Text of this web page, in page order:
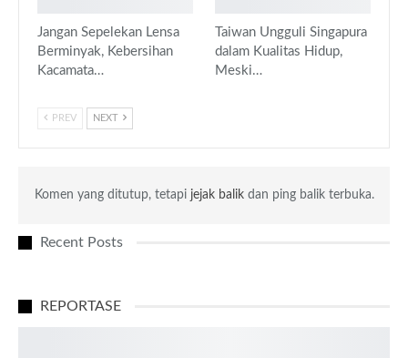
Jangan Sepelekan Lensa
Berminyak, Kebersihan
Kacamata…
Taiwan Ungguli Singapura
dalam Kualitas Hidup,
Meski…
PREV NEXT
Komen yang ditutup, tetapi jejak balik dan ping balik terbuka.
Recent Posts
REPORTASE